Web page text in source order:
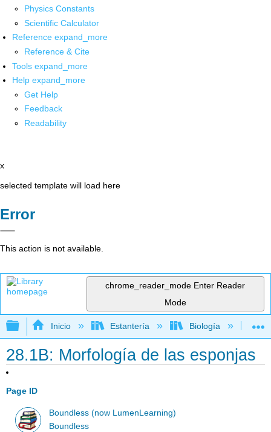
Physics Constants
Scientific Calculator
Reference expand_more
Reference & Cite
Tools expand_more
Help expand_more
Get Help
Feedback
Readability
x
selected template will load here
Error
This action is not available.
chrome_reader_mode Enter Reader
Mode
Expandir/contraer jerarquía global
Inicio Estantería Biología
28.1B: Morfología de las esponjas
Page ID
Boundless (now LumenLearning)
Boundless